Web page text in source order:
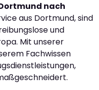
nach
aus Dortmund, sind
und
Mit unserer
Fachwissen